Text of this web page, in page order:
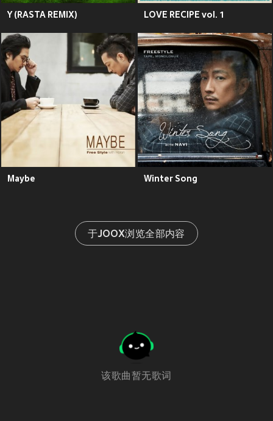
Y (RASTA REMIX) LOVE RECIPE vol. 1
Maybe Winter Song
于JOOX浏览全部内容
该歌曲暂无歌词